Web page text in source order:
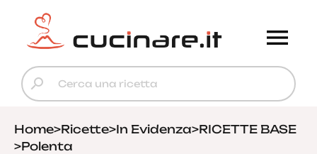
Home>Ricette>In Evidenza>RICETTE BASE
>Polenta